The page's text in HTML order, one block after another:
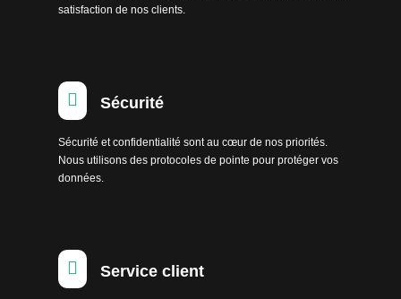
satisfaction de nos clients.
 Sécurité
Sécurité et confidentialité sont au cœur de nos priorités.
Nous utilisons des protocoles de pointe pour protéger vos
données.
 Service client